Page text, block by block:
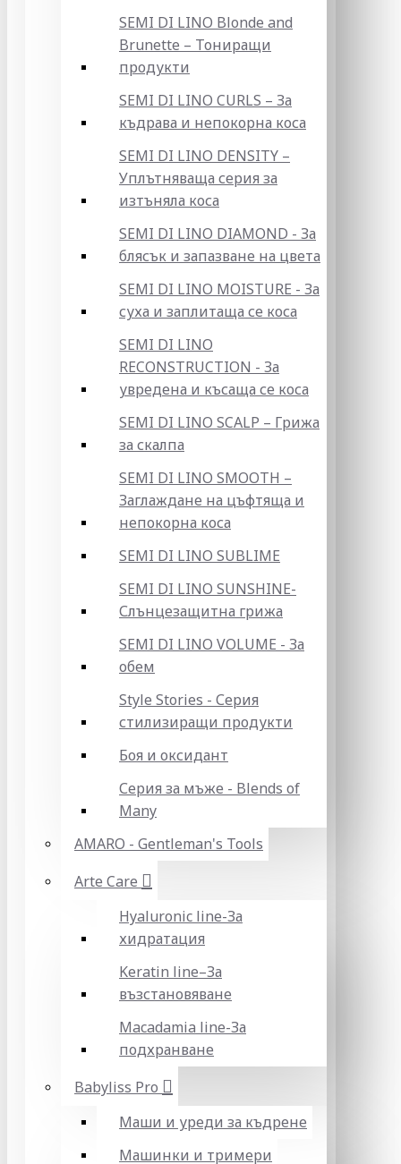
SEMI DI LINO Blonde and
Brunette – Тониращи
продукти
SEMI DI LINO CURLS – За
къдрава и непокорна коса
SEMI DI LINO DENSITY –
Уплътняваща серия за
изтъняла коса
SEMI DI LINO DIAMOND - За
блясък и запазване на цвета
SEMI DI LINO MOISTURE - За
суха и заплитаща се коса
SEMI DI LINO
RECONSTRUCTION - За
увредена и късаща се коса
SEMI DI LINO SCALP – Грижа
за скалпа
SEMI DI LINO SMOOTH –
Заглаждане на цъфтяща и
непокорна коса
SEMI DI LINO SUBLIME
SEMI DI LINO SUNSHINE-
Слънцезащитна грижа
SEMI DI LINO VOLUME - За
обем
Style Stories - Серия
стилизиращи продукти
Боя и оксидант
Серия за мъже - Blends of
Many
AMARO - Gentleman's Tools
Arte Care
Hyaluronic line-За
хидратация
Keratin line–За
възстановяване
Macadamia line-За
подхранване
Babyliss Pro
Маши и уреди за къдрене
Машинки и тримери